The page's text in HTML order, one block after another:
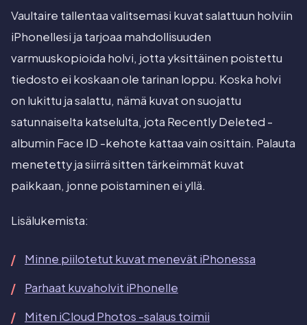
Vaultaire tallentaa valitsemasi kuvat salattuun holviin
iPhonellesi ja tarjoaa mahdollisuuden
varmuuskopioida holvi, jotta yksittäinen poistettu
tiedosto ei koskaan ole tarinan loppu. Koska holvi
on lukittu ja salattu, nämä kuvat on suojattu
satunnaiselta katselulta, jota Recently Deleted -
albumin Face ID -kehote kattaa vain osittain. Palauta
menetetty ja siirrä sitten tärkeimmät kuvat
paikkaan, jonne poistaminen ei yllä.
Lisälukemista:
Minne piilotetut kuvat menevät iPhonessa
Parhaat kuvaholvit iPhonelle
Miten iCloud Photos -salaus toimii